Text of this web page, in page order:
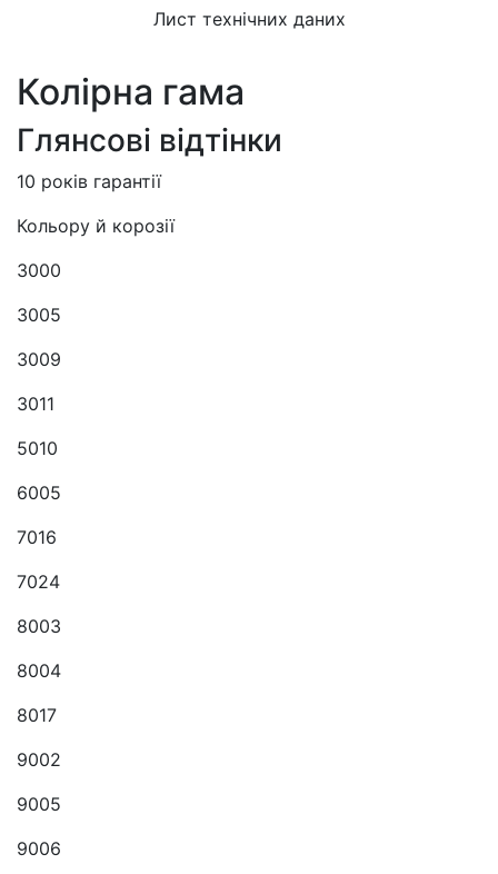
Лист технічних даних
Колірна гама
Глянсові відтінки
10 років гарантії
Кольору й корозії
3000
3005
3009
3011
5010
6005
7016
7024
8003
8004
8017
9002
9005
9006